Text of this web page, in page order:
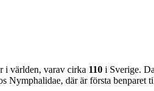
i världen, varav cirka 110 i Sverige.
där är första